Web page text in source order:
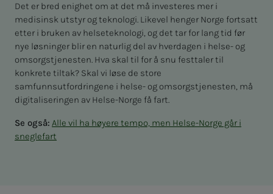
Det er bred enighet om at det må investeres mer i
medisinsk utstyr og teknologi. Likevel henger Norge fortsatt
etter i bruken av helseteknologi, og det tar for lang tid før
nye løsninger blir en naturlig del av hverdagen i helse- og
omsorgstjenesten. Hva skal til for å snu festtaler til
konkrete tiltak? Skal vi løse de store
samfunnsutfordringene i helse- og omsorgstjenesten, må
digitaliseringen av Helse-Norge få fart.
Se også: Alle vil ha høyere tempo, men Helse-Norge går i
sneglefart